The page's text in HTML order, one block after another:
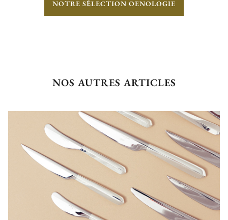
NOTRE SÉLECTION OENOLOGIE
NOS AUTRES ARTICLES